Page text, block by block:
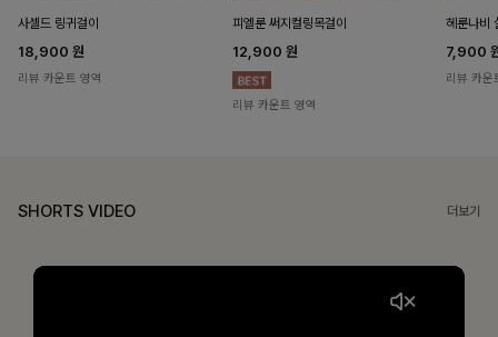
사셀드 링귀걸이
18,900 원
리뷰 카운트 영역
피엘룬 써지컬링목걸이
12,900 원
리뷰 카운트 영역
헤룬나비
7,900
리뷰 카운
SHORTS VIDEO 더보기